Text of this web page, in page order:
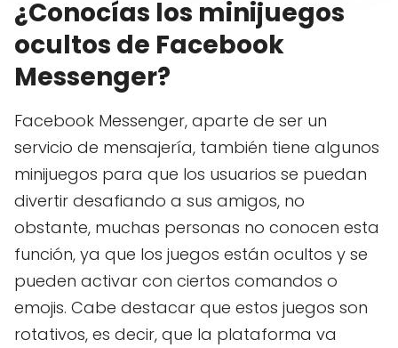
¿Conocías los minijuegos
ocultos de Facebook
Messenger?
Facebook Messenger, aparte de ser un
servicio de mensajería, también tiene algunos
minijuegos para que los usuarios se puedan
divertir desafiando a sus amigos, no
obstante, muchas personas no conocen esta
función, ya que los juegos están ocultos y se
pueden activar con ciertos comandos o
emojis. Cabe destacar que estos juegos son
rotativos, es decir, que la plataforma va